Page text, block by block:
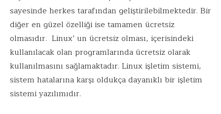
sayesinde herkes tarafından geliştirilebilmektedir. Bir
diğer en güzel özelliği ise tamamen ücretsiz
olmasıdır. Linux’ un ücretsiz olması, içerisindeki
kullanılacak olan programlarında ücretsiz olarak
kullanılmasını sağlamaktadır. Linux işletim sistemi,
sistem hatalarına karşı oldukça dayanıklı bir işletim
sistemi yazılımıdır.